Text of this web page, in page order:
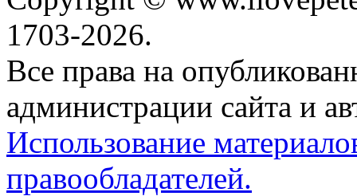
1703-2026.
Все права на
администрации сайта и
Использование
правообладателей.